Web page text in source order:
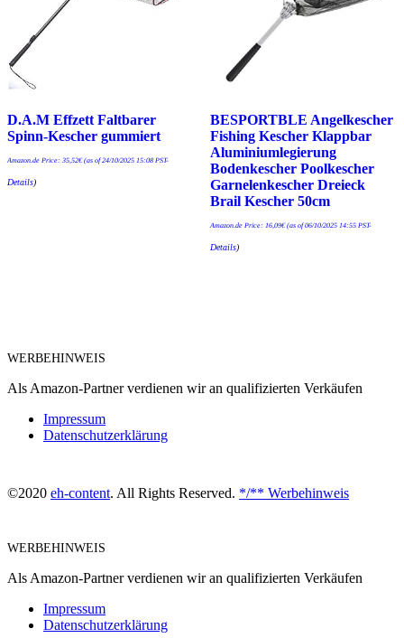
D.A.M Effzett Faltbarer
Spinn-Kescher gummiert
Amazon.de Price: 35,52€(as of 24/10/2025 15:08 PST-
Details)
BESPORTBLE Angelkescher
Fishing Kescher Klappbar
Aluminiumlegierung
Bodenkescher Poolkescher
Garnelenkescher Dreieck
Brail Kescher 50cm
Amazon.de Price: 16,09€(as of 06/10/2025 14:55 PST-
Details)
WERBEHINWEIS
Als Amazon-Partner verdienen wir an qualifizierten Verkäufen
Impressum
Datenschutzerklärung
©2020 eh-content. All Rights Reserved. */** Werbehinweis
WERBEHINWEIS
Als Amazon-Partner verdienen wir an qualifizierten Verkäufen
Impressum
Datenschutzerklärung